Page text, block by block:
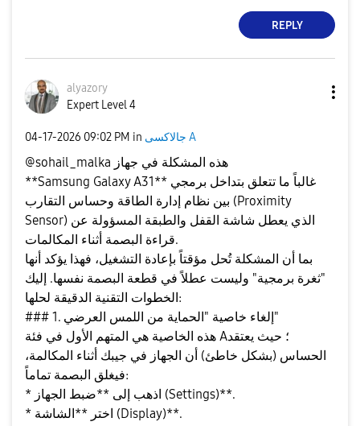
REPLY
alyazory
Expert Level 4
‎04-17-2026 09:02 PM in جالاكسى A
@sohail_malka هذه المشكلة في جهاز
**Samsung Galaxy A31** غالباً ما تتعلق بتداخل برمجي
بين نظام إدارة الطاقة وحساس التقارب (Proximity
Sensor) الذي يعطل شاشة القفل والطبقة المسؤولة عن
قراءة البصمة أثناء المكالمات.
بما أن المشكلة تُحل مؤقتاً بإعادة التشغيل، فهذا يؤكد أنها
"ثغرة برمجية" وليست عطلاً في قطعة البصمة نفسها. إليك
الخطوات التقنية الدقيقة لحلها:
### 1. إلغاء خاصية "الحماية من اللمس العرضي"
هذه الخاصية هي المتهم الأول في فئة A؛ حيث يعتقد
الحساس (بشكل خاطئ) أن الجهاز في جيبك أثناء المكالمة،
فيغلق البصمة تماماً:
* اذهب إلى **ضبط الجهاز (Settings)**.
* اختر **الشاشة (Display)**.